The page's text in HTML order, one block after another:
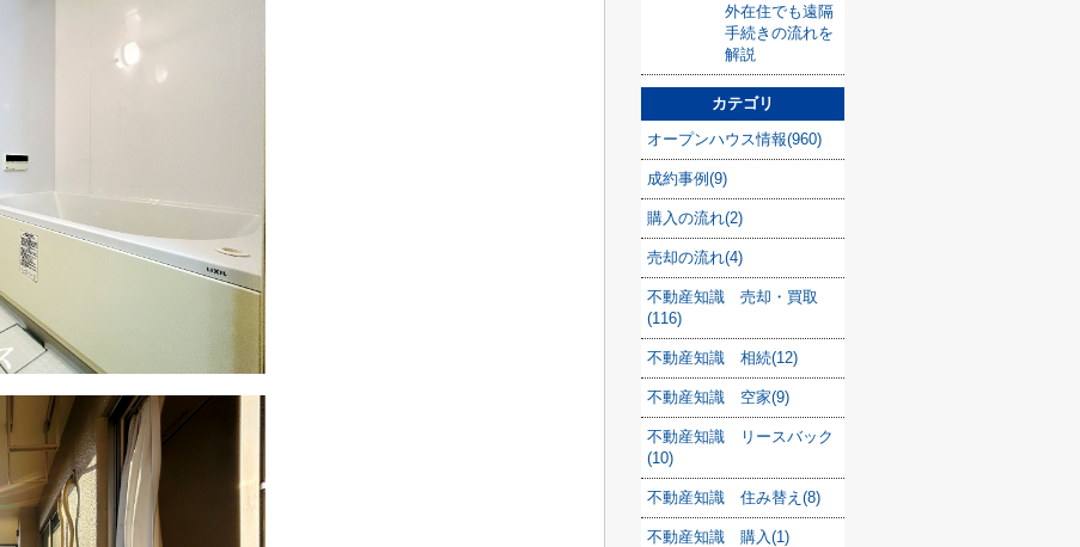
外在住でも遠隔
手続きの流れを
解説
カテゴリ
オープンハウス情報(960)
成約事例(9)
購入の流れ(2)
売却の流れ(4)
不動産知識 売却・買取
(116)
不動産知識 相続(12)
不動産知識 空家(9)
不動産知識 リースバック
(10)
不動産知識 住み替え(8)
不動産知識 購入(1)